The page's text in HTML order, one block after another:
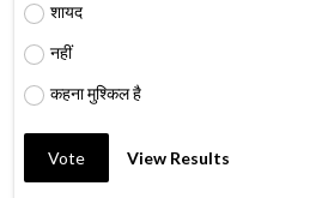
शायद
नहीं
कहना मुश्किल है
Vote View Results